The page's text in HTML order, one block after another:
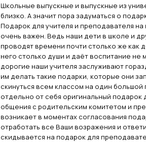
Школьные выпускные и выпускные из
близко. А значит пора задуматься о
Подарок для учителя и преподавателя
очень важен. Ведь наши дети в школе и
проводят времени почти столько же как
него столько души и даёт воспитание
дорогие наши учителя заслуживают
им делать такие подарки, которые они
скинуться всем классом на один
отдельно от себя оригинальный подарок
общения с родительским комитетом и
возникает в моментах согласования
отработать все Ваши возражения и
скидывается на подарок для